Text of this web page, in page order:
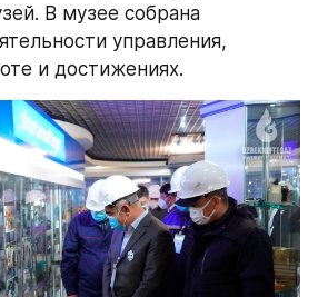
В музее собрана
управления,
и достижениях.